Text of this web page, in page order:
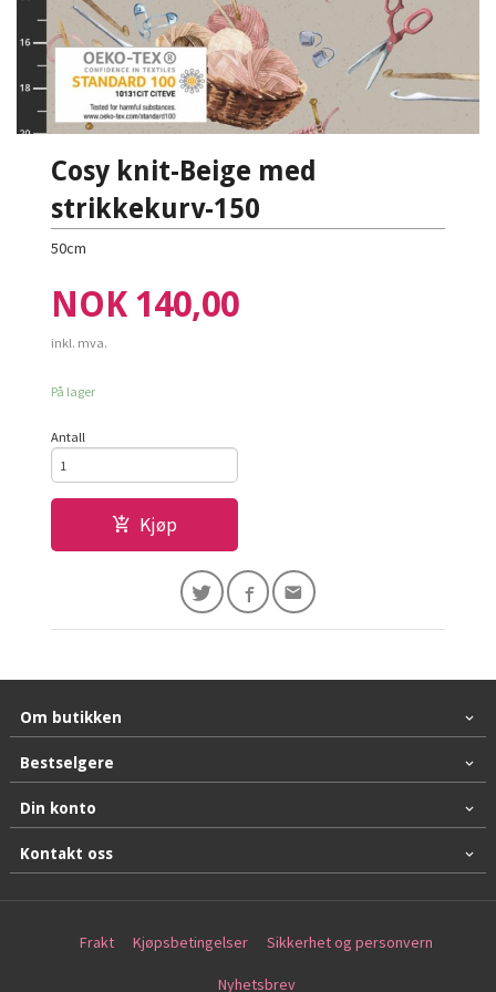
Cosy knit-Beige med
strikkekurv-150
50cm
Pris
NOK 140,00
inkl. mva.
På lager
Antall
Kjøp
Om butikken
Bestselgere
Din konto
Kontakt oss
Frakt Kjøpsbetingelser Sikkerhet og personvern
Nyhetsbrev